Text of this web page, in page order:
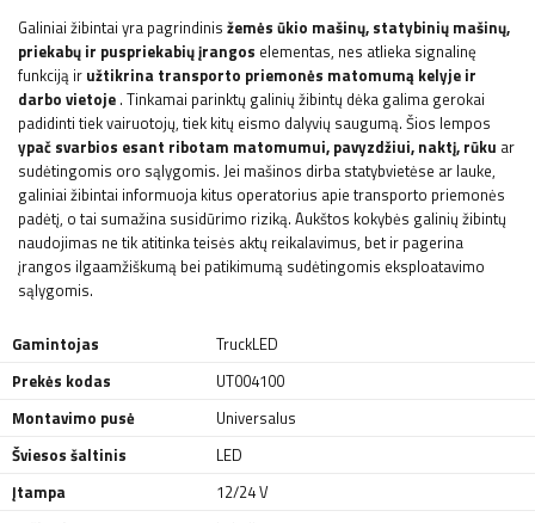
Galiniai žibintai yra pagrindinis žemės ūkio mašinų, statybinių mašinų,
priekabų ir puspriekabių įrangos elementas, nes atlieka signalinę
funkciją ir užtikrina transporto priemonės matomumą kelyje ir
darbo vietoje . Tinkamai parinktų galinių žibintų dėka galima gerokai
padidinti tiek vairuotojų, tiek kitų eismo dalyvių saugumą. Šios lempos
ypač svarbios esant ribotam matomumui, pavyzdžiui, naktį, rūku ar
sudėtingomis oro sąlygomis. Jei mašinos dirba statybvietėse ar lauke,
galiniai žibintai informuoja kitus operatorius apie transporto priemonės
padėtį, o tai sumažina susidūrimo riziką. Aukštos kokybės galinių žibintų
naudojimas ne tik atitinka teisės aktų reikalavimus, bet ir pagerina
įrangos ilgaamžiškumą bei patikimumą sudėtingomis eksploatavimo
sąlygomis.
Gamintojas
TruckLED
Prekės kodas
UT004100
Montavimo pusė
Universalus
Šviesos šaltinis
LED
Įtampa
12/24 V